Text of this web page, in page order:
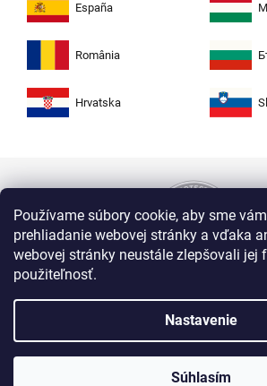
Používame súbory cookie, aby sme
prehliadanie webovej stránky a vďaka
webovej stránky neustále zlepšovali jej
použiteľnosť.
Nastavenie
Súhlasím
España
România
Hrvatska
bezpečí, všetky
a serverom sa